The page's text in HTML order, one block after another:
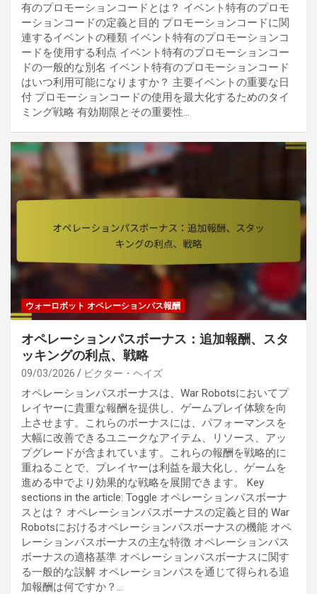
有のプロモーションコードとは？ イベント特有のプロモ
ーションコードの定義と目的 プロモーションコードに関
連するイベントの種類 イベント特有のプロモーションコ
ードを使用する利点 イベント特有のプロモーションコー
ドの一般的な別名 イベント特有のプロモーションコード
はいつ利用可能になりますか？ 主要イベントの重要な日
付 プロモーションコードの使用を最大化するためのタイ
ミング戦略 有効期限とその重要性…
ウォーロボット オペレーションパス報酬
オペレーションパスボーナス：追加報酬、スタ
ッキングの利点、戦略
09/03/2026 ビクター・ヘイズ
オペレーションパスボーナスは、War Robotsにおいてプ
レイヤーに貴重な報酬を提供し、ゲームプレイ体験を向
上させます。これらのボーナスには、パフォーマンスを
大幅に改善できるユニークなアイテム、リソース、アッ
プグレードが含まれています。これらの報酬を戦略的に
重ねることで、プレイヤーは利益を最大化し、ゲームを
進める中でより効果的な戦略を展開できます。 Key
sections in the article: Toggle オペレーションパスボーナ
スとは？ オペレーションパスボーナスの定義と目的 War
Robotsにおけるオペレーションパスボーナスの機能 オペ
レーションパスボーナスの主な特徴 オペレーションパス
ボーナスの適格基準 オペレーションパスボーナスに関す
る一般的な誤解 オペレーションパスを通じて得られる追
加報酬は何ですか？…